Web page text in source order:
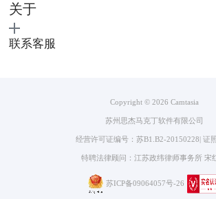
关于
联系客服
Copyright © 2026 Camtasia
苏州思杰马克丁软件有限公司
经营许可证编号：苏B1.B2-20150228| 证
特聘法律顾问：江苏政纬律师事务所 宋
苏ICP备09064057号-26